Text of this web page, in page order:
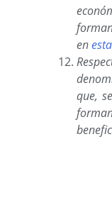
en
que,